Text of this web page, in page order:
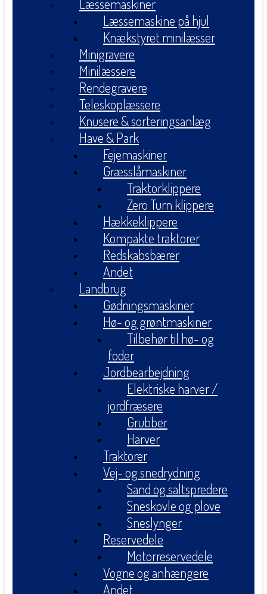
Læssemaskiner
Læssemaskine på hjul
Knækstyret minilæsser
Minigravere
Minilæssere
Rendegravere
Teleskoplæssere
Knusere & sorteringsanlæg
Have & Park
Fejemaskiner
Græsslåmaskiner
Traktorklippere
Zero Turn klippere
Hækkeklippere
Kompakte traktorer
Redskabsbærer
Andet
Landbrug
Gødningsmaskiner
Hø- og grøntmaskiner
Tilbehør til hø- og
foder
Jordbearbejdning
Elektriske harver /
jordfræsere
Grubber
Harver
Traktorer
Vej- og snedrydning
Sand og saltspredere
Sneskovle og plove
Sneslynger
Reservedele
Motorreservedele
Vogne og anhængere
Andet